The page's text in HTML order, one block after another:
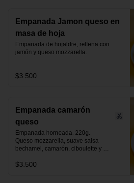
Empanada Jamon queso en
masa de hoja
Empanada de hojaldre, rellena con
jamón y queso mozzarella.
$3.500
Empanada camarón
queso
Empanada horneada. 220g.
Queso mozzarella, suave salsa
bechamel, camarón, ciboulette y
$3.500